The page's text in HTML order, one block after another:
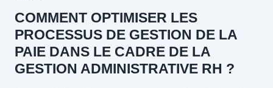
COMMENT OPTIMISER LES
PROCESSUS DE GESTION DE LA
PAIE DANS LE CADRE DE LA
GESTION ADMINISTRATIVE RH ?